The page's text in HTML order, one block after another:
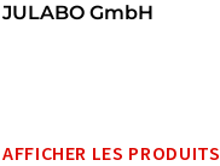
JULABO GmbH
AFFICHER LES PRODUITS